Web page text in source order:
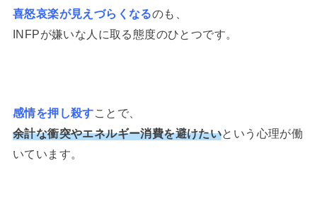
喜怒哀楽が見えづらくなるのも、
INFPが嫌いな人に取る態度のひとつです。
感情を押し殺すことで、
余計な衝突やエネルギー消費を避けたいという心理が働
いています。